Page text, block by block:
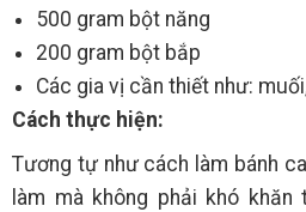
500 gram bột năng
200 gram bột bắp
Các gia vị cần thiết như:
Cách thực hiện:
Tương tự như cách làm bánh
làm mà không phải khó